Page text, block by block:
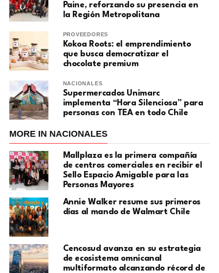
Paine, reforzando su presencia en
la Región Metropolitana
PROVEEDORES
Kokoa Roots: el emprendimiento
que busca democratizar el
chocolate premium
NACIONALES
Supermercados Unimarc
implementa “Hora Silenciosa” para
personas con TEA en todo Chile
MORE IN NACIONALES
Mallplaza es la primera compañía
de centros comerciales en recibir el
Sello Espacio Amigable para las
Personas Mayores
Annie Walker resume sus primeros
días al mando de Walmart Chile
Cencosud avanza en su estrategia
de ecosistema omnicanal
multiformato alcanzando récord de